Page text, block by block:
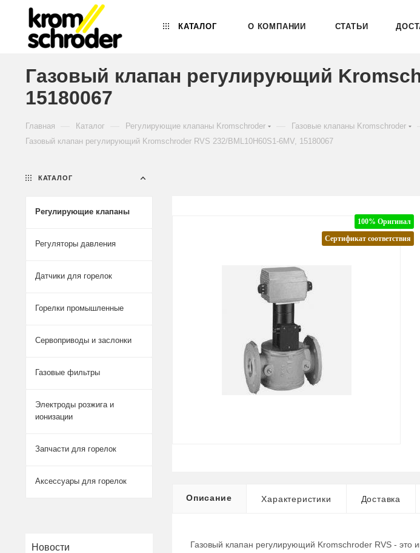
КАТАЛОГ О КОМПАНИИ СТАТЬИ
Газовый клапан регулирующий
15180067
Главная Каталог Регулирующие клапаны Kromschroder Газовые клапаны Kromschroder
Газовый клапан регулирующий Kromschroder RVS 232/BML10H60S1-6MV, 15180067
100% Оригинал
Сертификат соответствия
Описание Характеристики Доставка
Газовый клапан регулирующий Kromschroder RVS - это
КАТАЛОГ
Регулирующие клапаны
Регуляторы давления
Датчики для горелок
Горелки промышленные
Сервоприводы и заслонки
Газовые фильтры
Электроды розжига и
ионизации
Запчасти для горелок
Аксессуары для горелок
Новости